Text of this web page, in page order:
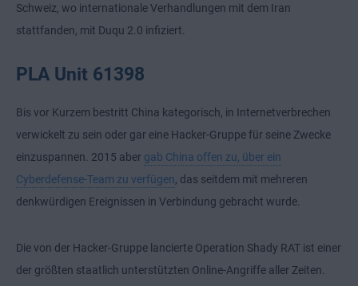
Schweiz, wo internationale Verhandlungen mit dem Iran
stattfanden, mit Duqu 2.0 infiziert.
PLA Unit 61398
Bis vor Kurzem bestritt China kategorisch, in Internetverbrechen
verwickelt zu sein oder gar eine Hacker-Gruppe für seine Zwecke
einzuspannen. 2015 aber gab China offen zu, über ein
Cyberdefense-Team zu verfügen , das seitdem mit mehreren
denkwürdigen Ereignissen in Verbindung gebracht wurde.
Die von der Hacker-Gruppe lancierte Operation Shady RAT ist einer
der größten staatlich unterstützten Online-Angriffe aller Zeiten.